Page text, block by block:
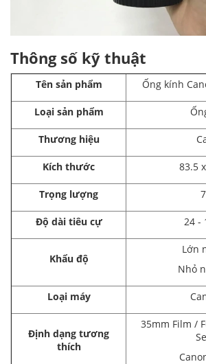
Thông số kỹ thuật
Tên sản phẩm Ống kính
Loại sản phẩm
Thương hiệu
Kích thước 83.5
Trọng lượng
Độ dài tiêu cự 24 -
Khẩu độ
Lớn
Nhỏ
Loại máy
Định dạng tương
thích
35mm Film /